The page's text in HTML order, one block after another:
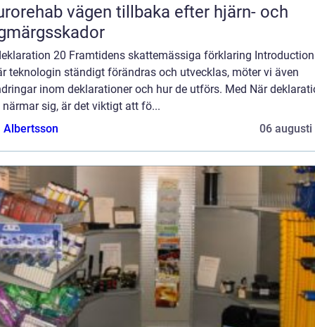
tillbaka efter hjärn- och
20 Framtidens skattemässiga förklaring
teknologin ständigt förändras och utvecklas, möter vi även
inom deklarationer och hur de utförs. Med När
närmar sig, är det viktigt att fö...
Albertsson
06 augusti